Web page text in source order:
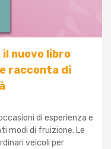
il nuovo libro
racconta di
di esperienza e
modi di fruizione. Le
veicoli per